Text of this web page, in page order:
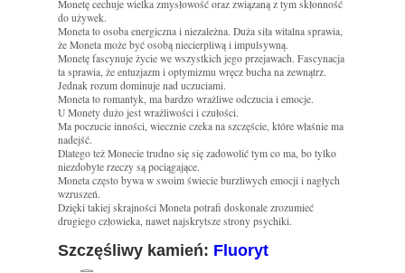
Monetę cechuje wielka zmysłowość oraz związaną z tym skłonność
do używek.
Moneta to osoba energiczna i niezależna. Duża siła witalna sprawia,
że Moneta może być osobą niecierpliwą i impulsywną.
Monetę fascynuje życie we wszystkich jego przejawach. Fascynacja
ta sprawia, że entuzjazm i optymizmu wręcz bucha na zewnątrz.
Jednak rozum dominuje nad uczuciami.
Moneta to romantyk, ma bardzo wrażliwe odczucia i emocje.
U Monety dużo jest wrażliwości i czułości.
Ma poczucie inności, wiecznie czeka na szczęście, które właśnie ma
nadejść.
Dlatego też Monecie trudno się się zadowolić tym co ma, bo tylko
niezdobyte rzeczy są pociągające.
Moneta często bywa w swoim świecie burzliwych emocji i nagłych
wzruszeń.
Dzięki takiej skrajności Moneta potrafi doskonale zrozumieć
drugiego człowieka, nawet najskrytsze strony psychiki.
Szczęśliwy kamień: Fluoryt